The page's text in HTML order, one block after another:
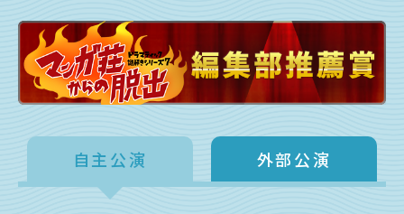
自主公演 外部公演